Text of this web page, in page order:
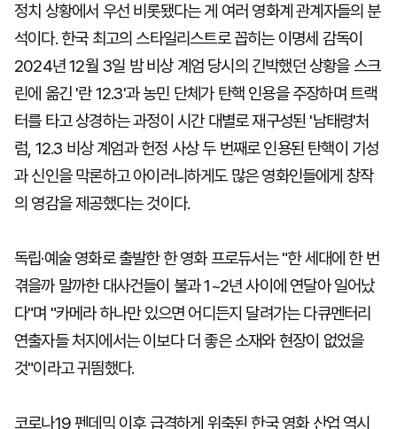
정치 상황에서 우선 비롯됐다는 게 여러 영화계 관계자들의 분
석이다. 한국 최고의 스타일리스트로 꼽히는 이명세 감독이
2024년 12월 3일 밤 비상 계엄 당시의 긴박했던 상황을 스크
린에 옮긴 '란 12.3'과 농민 단체가 탄핵 인용을 주장하며 트랙
터를 타고 상경하는 과정이 시간 대별로 재구성된 '남태령'처
럼, 12.3 비상 계엄과 헌정 사상 두 번째로 인용된 탄핵이 기성
과 신인을 막론하고 아이러니하게도 많은 영화인들에게 창작
의 영감을 제공했다는 것이다.
독립·예술 영화로 출발한 한 영화 프로듀서는 "한 세대에 한 번
겪을까 말까한 대사건들이 불과 1~2년 사이에 연달아 일어났
다"며 "카메라 하나만 있으면 어디든지 달려가는 다큐멘터리
연출자들 처지에서는 이보다 더 좋은 소재와 현장이 없었을
것"이라고 귀띔했다.
코로나19 펜데믹 이후 급격하게 위축된 한국 영화 산업 역시